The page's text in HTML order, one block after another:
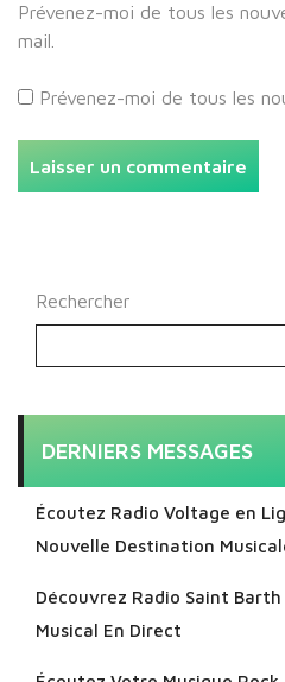
Prévenez-moi de tous les
mail.
Prévenez-moi de tous les
Rechercher
DERNIERS MESSAGES
Écoutez Radio Voltage en
Nouvelle Destination
Découvrez Radio Saint
Musical En Direct